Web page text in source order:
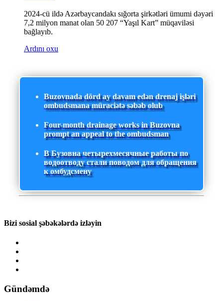
2024-cü ildə Azərbaycandakı sığorta şirkətləri ümumi dəyəri
7,2 milyon manat olan 50 207 “Yaşıl Kart” müqaviləsi
bağlayıb.
Ardını oxu
Buzovnada dörd ay davam edən drenaj işləri
ombudsmana müraciətə səbəb olub
Four-month drainage works in Buzovna
prompt an appeal to the ombudsman
В Бузовна четырехмесячные работы по
водоотводу стали поводом для обращения
к омбудсмену
Bizi sosial şəbəkələrdə izləyin
Gündəmdə